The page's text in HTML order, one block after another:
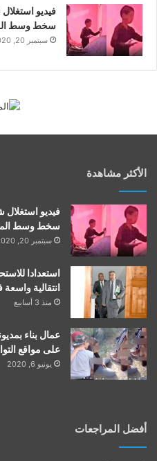
فيديو
سخط وسط
سبتمبر 20, 2020
الأكثر مشاهدة
فيديو
سخط وسط
سبتمبر 20, 2020
استعدادا
انتقالية
منذ 3 أسابيع
عمال بناء
على مواقع
يونيو 6, 2020
أفضل المراجعات